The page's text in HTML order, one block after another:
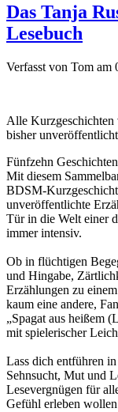
Das Tanja
Lesebuch
Verfasst von Tom am
Alle Kurzgeschichten
bisher
Fünfzehn
Mit diesem
BDSM-
unveröffentlichte
Tür in die Welt einer
immer intensiv.
Ob in flüchtigen
und Hingabe,
Erzählungen zu
kaum eine andere,
„Spagat aus heißem
mit spielerischer
Lass dich entführen
Sehnsucht, Mut und
Lesevergnügen für
Gefühl erleben